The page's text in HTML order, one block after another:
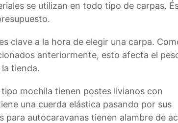
se utilizan en todo tipo de carpas.
clave a la hora de elegir una carpa.
anteriormente, esto afecta el
tienda.
mochila tienen postes livianos con
una cuerda elástica pasando por sus
para autocaravanas tienen alambre de